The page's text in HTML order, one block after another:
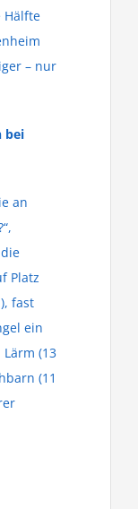
Hälfte
– nur
bei
an
Platz
fast
ein
Lärm (13
(11